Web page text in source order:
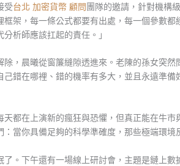
受台北 加密貨幣 顧問團隊的邀請，針對機構
框架，每一條公式都要有出處，每一個參數
析師應該扛起的責任。」
除，晨曦從窗簾縫隙透進來。老陳的孫女突
己錯在哪裡、錯的機率有多大，並且永遠準
天都在上演新的瘋狂與恐懼，但真正能在牛
：當你具備足夠的科學準確度，那些極端環境
了。下午還有一場線上研討會，主題是鏈上